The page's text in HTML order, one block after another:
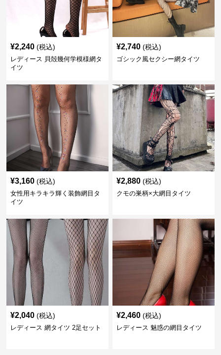
¥2,240 (税込)
レディース 貝殻幾何学模様網タ
イツ
¥2,740 (税込)
ゴシック風セクシー網タイツ
¥3,160 (税込)
女性用キラキラ輝く装飾網目タ
イツ
¥2,880 (税込)
クモの巣柄×大網目タイツ
¥2,040 (税込)
レディース 網タイツ 2足セット
¥2,460 (税込)
レディース 魅惑の網目タイツ